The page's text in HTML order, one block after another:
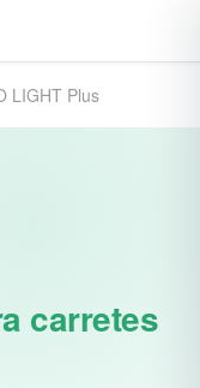
LIGHT Plus
carretes